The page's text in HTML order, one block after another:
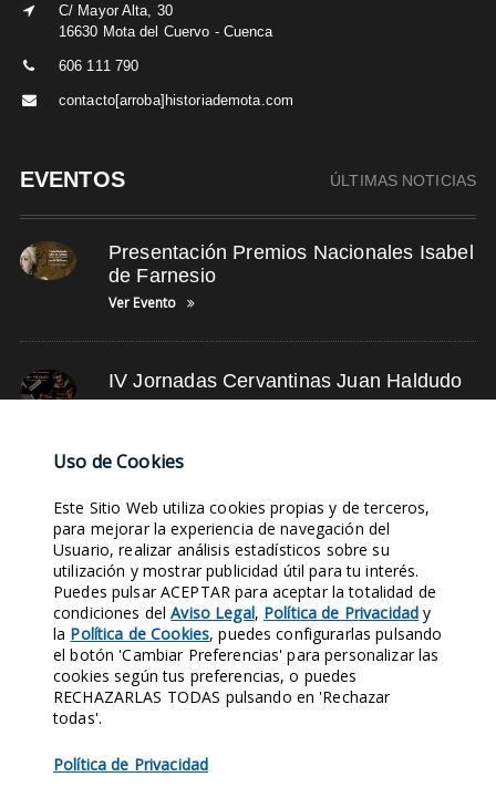
C/ Mayor Alta, 30
16630 Mota del Cuervo - Cuenca
606 111 790
contacto[arroba]historiademota.com
EVENTOS ÚLTIMAS NOTICIAS
Presentación Premios Nacionales Isabel
de Farnesio
Ver Evento
IV Jornadas Cervantinas Juan Haldudo
SIGLO XVII SIGLO XVIII YOUTUBE LEYENDAS FOTOS DE LUGARES
EVENTOS RETRATOS ANTIGUOS ASOCIACIÓN TUNEL DEL TIEMPO
SUSCRÍBETE
Entra en nuestras Redes Sociales y síguenos. Conocerás nuestra
Historia al instante.
SEGUIDORES SEGUIDORES
Uso de Cookies
Este Sitio Web utiliza cookies propias y de terceros,
para mejorar la experiencia de navegación del
Usuario, realizar análisis estadísticos sobre su
utilización y mostrar publicidad útil para tu interés.
Puedes pulsar ACEPTAR para aceptar la totalidad de
condiciones delAviso Legal, Política de Privacidad y
la Política de Cookies, puedes configurarlas pulsando
el botón 'Cambiar Preferencias' para personalizar las
cookies según tus preferencias, o puedes
RECHAZARLAS TODAS pulsando en 'Rechazar
todas'.
Política de Privacidad